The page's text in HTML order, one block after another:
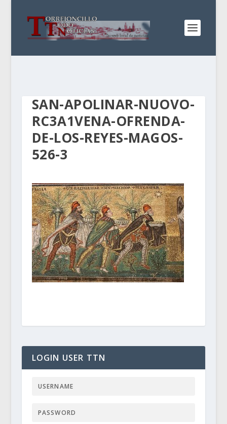
SAN-APOLINAR-NUOVO-
RC3A1VENA-OFRENDA-
DE-LOS-REYES-MAGOS-
526-3
LOGIN USER TTN